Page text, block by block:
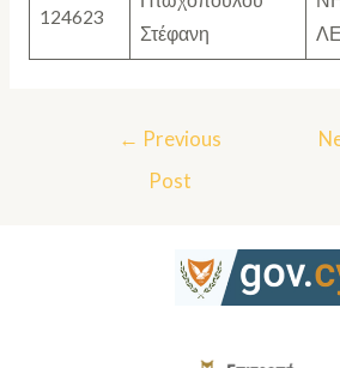
124623
Στέφανη
← Previous
Post